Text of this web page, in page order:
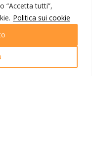
“Accetta tutti”,
Politica sui cookie